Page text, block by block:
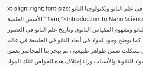
النانو وتكنولوجيا النانو xt-align: right; font-size:
1em;">Introduction To Nano " الأسس العلمية
ومفهوم المقياس النانوى وتاريخ علم النانو فى العصور
كما يوضح وجود لمواد فى أبعاد النانو في الطبيعة في عالم
تشكلت ضمن ظواهر طبيعية ، ثم يبحر بنا المحاضر بعمق
النانوية والأسباب وراء إختلاف هذه الخواص لتلك المواد